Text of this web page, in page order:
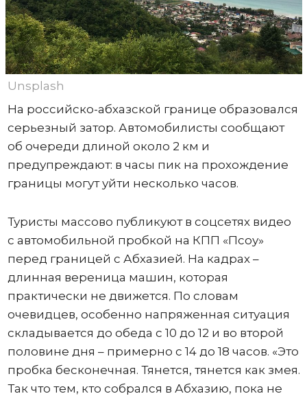
Unsplash
На российско-абхазской границе образовался
серьезный затор. Автомобилисты сообщают
об очереди длиной около 2 км и
предупреждают: в часы пик на прохождение
границы могут уйти несколько часов.
Туристы массово публикуют в соцсетях видео
с автомобильной пробкой на КПП «Псоу»
перед границей с Абхазией. На кадрах –
длинная вереница машин, которая
практически не движется. По словам
очевидцев, особенно напряженная ситуация
складывается до обеда с 10 до 12 и во второй
половине дня – примерно с 14 до 18 часов. «Это
пробка бесконечная. Тянется, тянется как змея.
Так что тем, кто собрался в Абхазию, пока не